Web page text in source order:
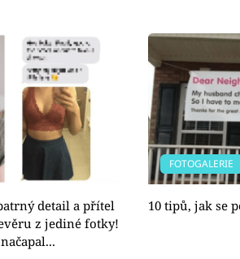
detail a přítel
z jediné fotky!
FOTOGALERIE
10 tipů, jak se